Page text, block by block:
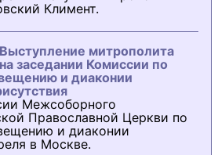
Климент.
митрополита
заседании Комиссии по
и диаконии
Межсоборного
Православной Церкви по
и диаконии
в Москве.